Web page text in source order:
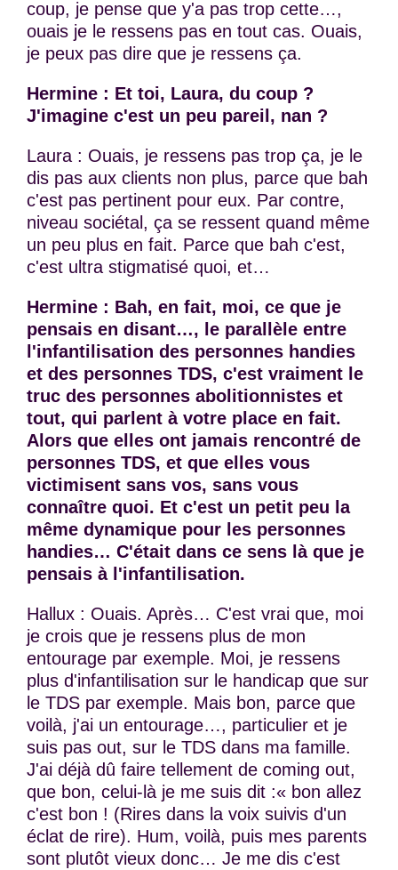
coup, je pense que y'a pas trop cette…,
ouais je le ressens pas en tout cas. Ouais,
je peux pas dire que je ressens ça.
Hermine : Et toi, Laura, du coup ?
J'imagine c'est un peu pareil, nan ?
Laura : Ouais, je ressens pas trop ça, je le
dis pas aux clients non plus, parce que bah
c'est pas pertinent pour eux. Par contre,
niveau sociétal, ça se ressent quand même
un peu plus en fait. Parce que bah c'est,
c'est ultra stigmatisé quoi, et…
Hermine : Bah, en fait, moi, ce que je
pensais en disant…, le parallèle entre
l'infantilisation des personnes handies
et des personnes TDS, c'est vraiment le
truc des personnes abolitionnistes et
tout, qui parlent à votre place en fait.
Alors que elles ont jamais rencontré de
personnes TDS, et que elles vous
victimisent sans vos, sans vous
connaître quoi. Et c'est un petit peu la
même dynamique pour les personnes
handies… C'était dans ce sens là que je
pensais à l'infantilisation.
Hallux : Ouais. Après… C'est vrai que, moi
je crois que je ressens plus de mon
entourage par exemple. Moi, je ressens
plus d'infantilisation sur le handicap que sur
le TDS par exemple. Mais bon, parce que
voilà, j'ai un entourage…, particulier et je
suis pas out, sur le TDS dans ma famille.
J'ai déjà dû faire tellement de coming out,
que bon, celui-là je me suis dit :« bon allez
c'est bon ! (Rires dans la voix suivis d'un
éclat de rire). Hum, voilà, puis mes parents
sont plutôt vieux donc… Je me dis c'est